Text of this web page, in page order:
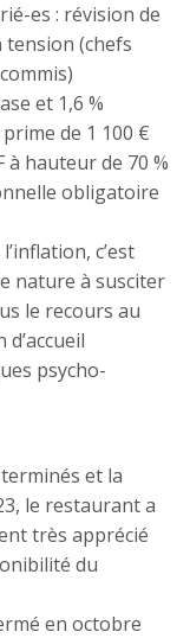
es : révision de
(chefs
et 1,6 %
de 1 100 €
à hauteur de 70 %
obligatoire
c’est
nature à susciter
le recours au
psycho-
et la
le restaurant a
très apprécié
du
en octobre